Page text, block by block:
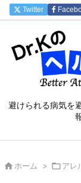
避けられる病気を
Twitter
 ホーム > アレ